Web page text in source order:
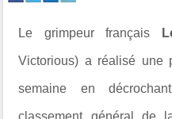
Le grimpeur français
Victorious) a réalisé une
semaine en
classement général de